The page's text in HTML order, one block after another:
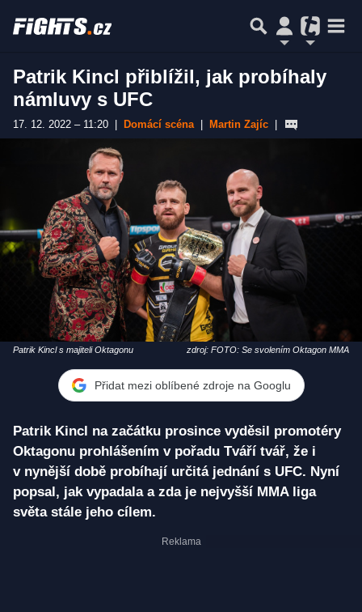
Patrik Kincl přiblížil, jak probíhaly
námluvy s UFC
17. 12. 2022 – 11:20 Domácí scéna Martin Zajíc
Patrik Kincl s majiteli Oktagonu zdroj: FOTO: Se svolením Oktagon MMA
Přidat mezi oblíbené zdroje na Googlu
Patrik Kincl na začátku prosince vyděsil promotéry
Oktagonu prohlášením v pořadu Tváří tvář, že i
v nynější době probíhají určitá jednání s UFC. Nyní
popsal, jak vypadala a zda je nejvyšší MMA liga
světa stále jeho cílem.